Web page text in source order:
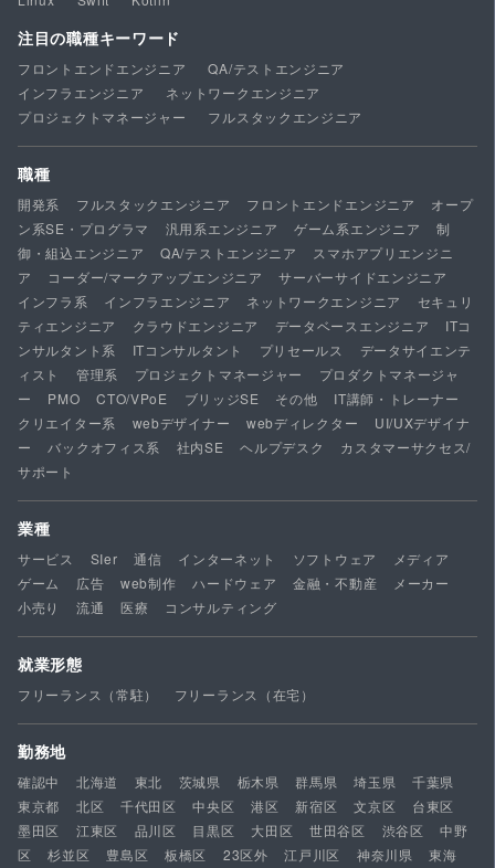
注目の職種キーワード
フロントエンドエンジニア
QA/テストエンジニア
インフラエンジニア
ネットワークエンジニア
プロジェクトマネージャー
フルスタックエンジニア
職種
開発系 フルスタックエンジニア フロントエンドエンジニア
オープ
ン系SE・プログラマ
汎用系エンジニア ゲーム系エンジニア
制
御・組込エンジニア
QA/テストエンジニア
スマホアプリエンジニ
ア
コーダー/マークアップエンジニア
サーバーサイドエンジニア
インフラ系
インフラエンジニア ネットワークエンジニア
セキュリ
ティエンジニア
クラウドエンジニア データベースエンジニア
ITコ
ンサルタント系
ITコンサルタント プリセールス
データサイエンテ
ィスト
管理系 プロジェクトマネージャー
プロダクトマネージャ
ー
PMO CTO/VPoE ブリッジSE その他
IT講師・トレーナー
クリエイター系
webデザイナー webディレクター
UI/UXデザイナ
ー
バックオフィス系 社内SE ヘルプデスク
カスタマーサクセス/
サポート
業種
サービス SIer 通信 インターネット ソフトウェア
メディア
ゲーム
広告 web制作 ハードウェア 金融・不動産
メーカー
小売り
流通 医療 コンサルティング
就業形態
フリーランス（常駐） フリーランス（在宅）
勤務地
確認中 北海道 東北 茨城県 栃木県 群馬県 埼玉県
千葉県
東京都
北区 千代田区 中央区 港区 新宿区 文京区
台東区
墨田区
江東区 品川区 目黒区 大田区 世田谷区 渋谷区
中野
区
杉並区 豊島区 板橋区 23区外 江戸川区 神奈川県
東海